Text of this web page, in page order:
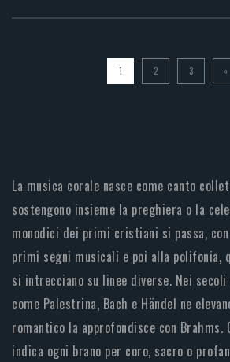
1 2 3 »
La musica corale nasce come canto
sostengono insieme la preghiera o la
monodici dei primi cristiani si passa,
primi segni musicali e poi alla polifonia,
si intrecciano su linee diverse. Nei
come Palestrina, Bach e Händel ne
romantico la approfondisce con Brahms.
indica ogni brano per coro, sacro o